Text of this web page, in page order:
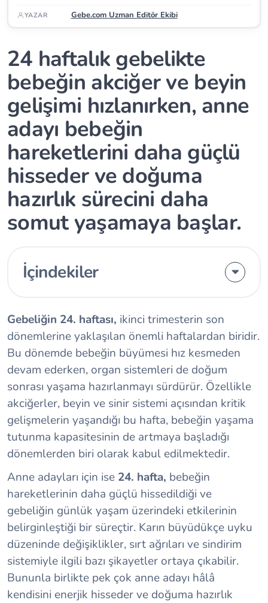
YAZAR Gebe.com Uzman Editör Ekibi
24 haftalık gebelikte
bebeğin akciğer ve beyin
gelişimi hızlanırken, anne
adayı bebeğin
hareketlerini daha güçlü
hisseder ve doğuma
hazırlık sürecini daha
somut yaşamaya başlar.
İçindekiler
Gebeliğin 24. haftası, ikinci trimesterin son
dönemlerine yaklaşılan önemli haftalardan biridir.
Bu dönemde bebeğin büyümesi hız kesmeden
devam ederken, organ sistemleri de doğum
sonrası yaşama hazırlanmayı sürdürür. Özellikle
akciğerler, beyin ve sinir sistemi açısından kritik
gelişmelerin yaşandığı bu hafta, bebeğin yaşama
tutunma kapasitesinin de artmaya başladığı
dönemlerden biri olarak kabul edilmektedir.
Anne adayları için ise 24. hafta, bebeğin
hareketlerinin daha güçlü hissedildiği ve
gebeliğin günlük yaşam üzerindeki etkilerinin
belirginleştiği bir süreçtir. Karın büyüdükçe uyku
düzeninde değişiklikler, sırt ağrıları ve sindirim
sistemiyle ilgili bazı şikayetler ortaya çıkabilir.
Bununla birlikte pek çok anne adayı hâlâ
kendisini enerjik hisseder ve doğuma hazırlık